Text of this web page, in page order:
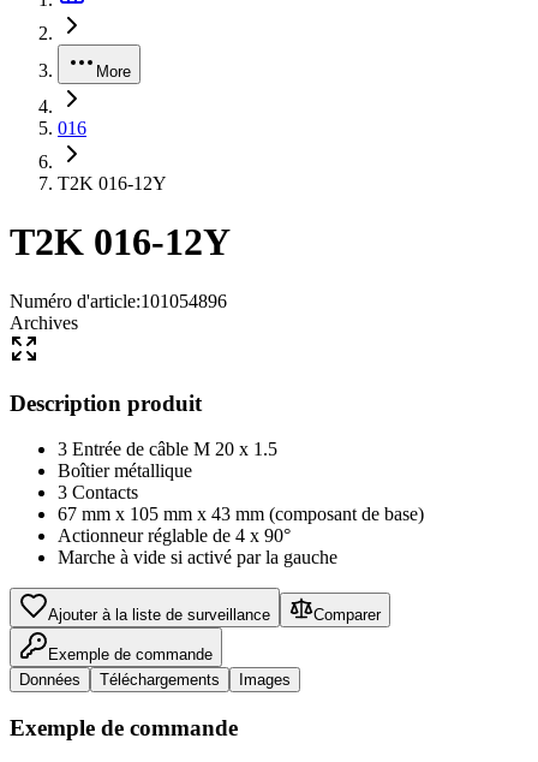
More
016
T2K 016-12Y
T2K 016-12Y
Numéro d'article:101054896
Archives
Description produit
3 Entrée de câble M 20 x 1.5
Boîtier métallique
3 Contacts
67 mm x 105 mm x 43 mm (composant de base)
Actionneur réglable de 4 x 90°
Marche à vide si activé par la gauche
Ajouter à la liste de surveillance Comparer
Exemple de commande
Données
Téléchargements Images
Exemple de commande